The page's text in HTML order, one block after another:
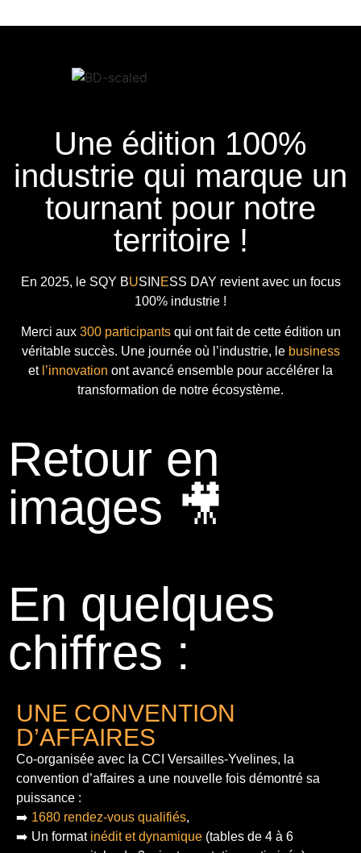
Une édition 100%
industrie qui marque un
tournant pour notre
territoire !
En 2025, le SQY BUSIN ESS DAY revient avec un focus
100% industrie !
Merci aux 300 participantsqui ont fait de cette édition un
véritable succès. Une journée où l’industrie, le business
et l’innovation ont avancé ensemble pour accélérer la
transformation de notre écosystème.
Retour en
images 🎥
En quelques
chiffres :
UNE CONVENTION
D’AFFAIRES
Co-organisée avec la CCI Versailles-Yvelines, la
convention d’affaires a une nouvelle fois démontré sa
puissance :
➡️ 1680 rendez-vous qualifiés,
➡️ Un format inédit et dynamique (tables de 4 à 6